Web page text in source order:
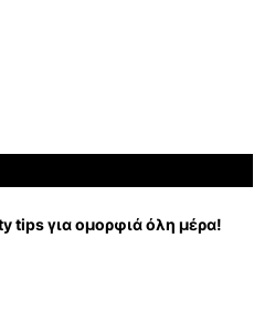
tips για ομορφιά όλη μέρα!